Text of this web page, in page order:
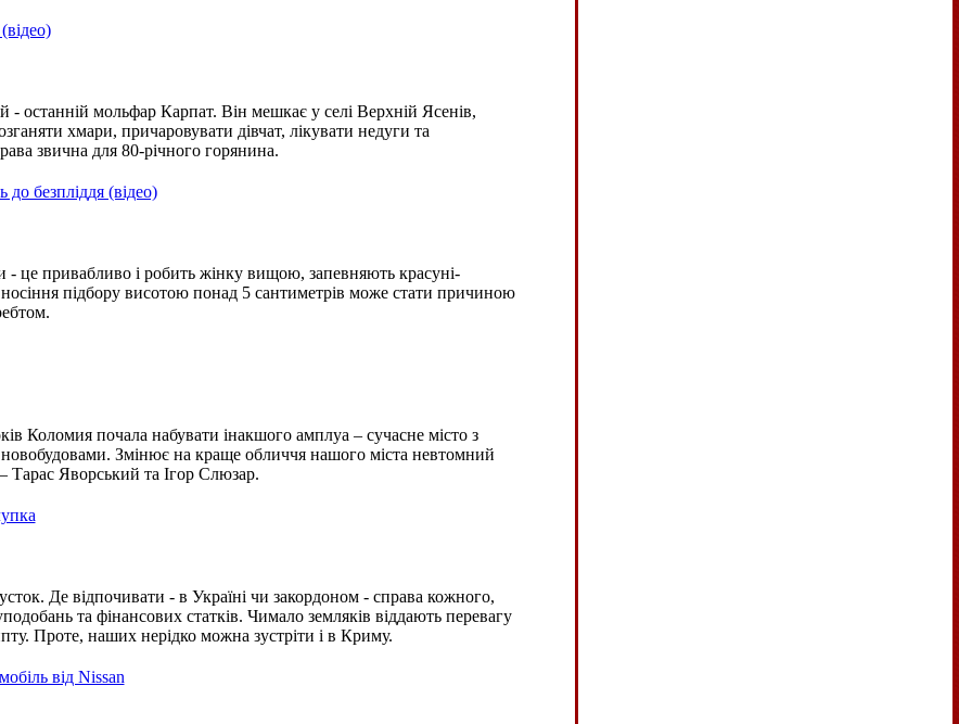
останній мольфар Карпат. Він мешкає у селі Верхній Ясенів,
хмари, причаровувати дівчат, лікувати недуги та
звична для 80-річного горянина.
безпліддя (відео)
- це привабливо і робить жінку вищою, запевняють красуні-
підбору висотою понад 5 сантиметрів може стати причиною
Коломия почала набувати інакшого амплуа – сучасне місто з
Змінює на краще обличчя нашого міста невтомний
Тарас Яворський та Ігор Слюзар.
Де відпочивати - в Україні чи закордоном - справа кожного,
та фінансових статків. Чимало земляків віддають перевагу
Проте, наших нерідко можна зустріти і в Криму.
від Nissan